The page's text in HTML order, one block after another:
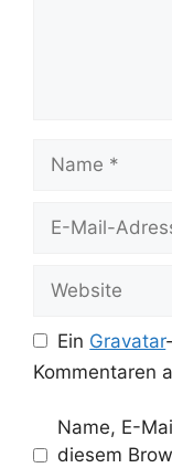
Mail-
Ein Gravatar
Kommentaren
Name, E-
diesem